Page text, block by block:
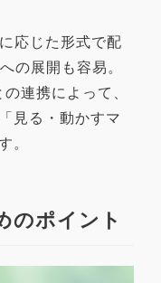
応じた形式で配
の展開も容易。
連携によって、
見る・動かすマ
。
のポイント